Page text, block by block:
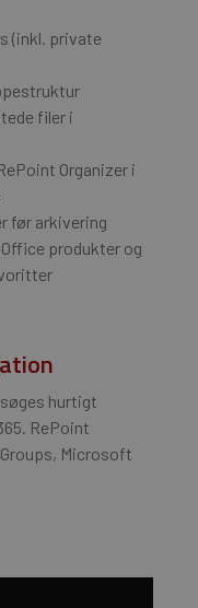
(inkl. private
filer i
Organizer i
før arkivering
produkter og
hurtigt
RePoint
Microsoft